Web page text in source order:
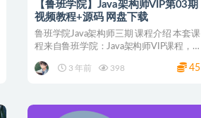
【鲁班学院】Java架构师VIP第03期
视频教程+源码 网盘下载
鲁班学院Java架构师三期 课程介绍 本套课
程来自鲁班学院：Java架构师VIP课程，
3 年前
398 45